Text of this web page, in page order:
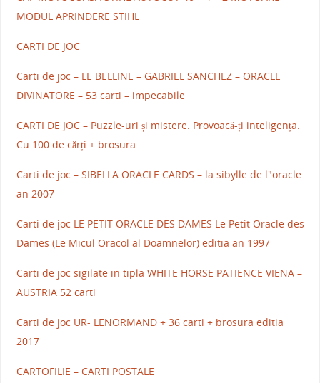
MODUL APRINDERE STIHL
CARTI DE JOC
Carti de joc – LE BELLINE – GABRIEL SANCHEZ – ORACLE
DIVINATORE – 53 carti – impecabile
CARTI DE JOC – Puzzle-uri și mistere. Provoacă-ți inteligența.
Cu 100 de cărți + brosura
Carti de joc – SIBELLA ORACLE CARDS – la sibylle de l"oracle
an 2007
Carti de joc LE PETIT ORACLE DES DAMES Le Petit Oracle des
Dames (Le Micul Oracol al Doamnelor) editia an 1997
Carti de joc sigilate in tipla WHITE HORSE PATIENCE VIENA –
AUSTRIA 52 carti
Carti de joc UR- LENORMAND + 36 carti + brosura editia
2017
CARTOFILIE – CARTI POSTALE